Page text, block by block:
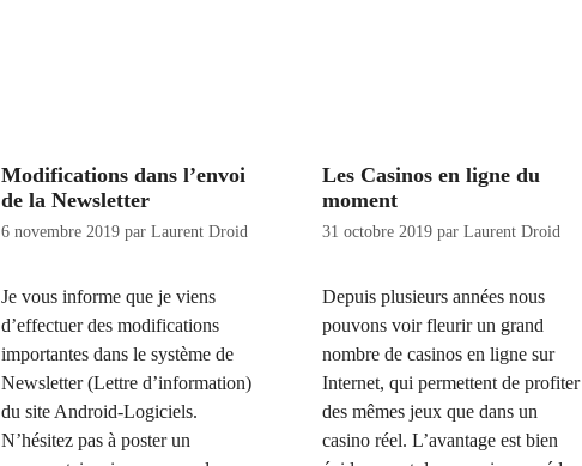
Modifications dans l’envoi
de la Newsletter
6 novembre 2019 par Laurent Droid
Je vous informe que je viens
d’effectuer des modifications
importantes dans le système de
Newsletter (Lettre d’information)
du site Android-Logiciels.
N’hésitez pas à poster un
Les Casinos en ligne du
moment
31 octobre 2019 parLaurent Droid
Depuis plusieurs années nous
pouvons voir fleurir un grand
nombre de casinos en ligne sur
Internet, qui permettent de profiter
des mêmes jeux que dans un
casino réel. L’avantage est bien